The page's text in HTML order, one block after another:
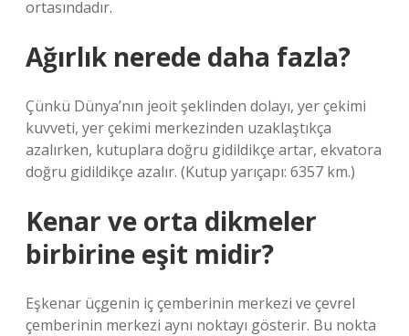
ortasındadır.
Ağırlık nerede daha fazla?
Çünkü Dünya’nın jeoit şeklinden dolayı, yer çekimi
kuvveti, yer çekimi merkezinden uzaklaştıkça
azalırken, kutuplara doğru gidildikçe artar, ekvatora
doğru gidildikçe azalır. (Kutup yarıçapı: 6357 km.)
Kenar ve orta dikmeler
birbirine eşit midir?
Eşkenar üçgenin iç çemberinin merkezi ve çevrel
çemberinin merkezi aynı noktayı gösterir. Bu nokta